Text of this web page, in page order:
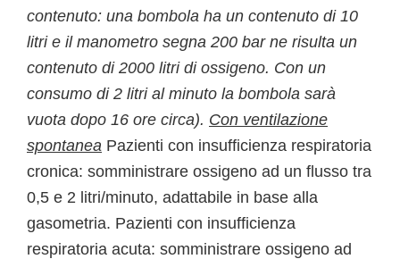
contenuto: una bombola ha un contenuto di 10
litri e il manometro segna 200 bar ne risulta un
contenuto di 2000 litri di ossigeno. Con un
consumo di 2 litri al minuto la bombola sarà
vuota dopo 16 ore circa). Con ventilazione
spontanea Pazienti con insufficienza respiratoria
cronica: somministrare ossigeno ad un flusso tra
0,5 e 2 litri/minuto, adattabile in base alla
gasometria. Pazienti con insufficienza
respiratoria acuta: somministrare ossigeno ad